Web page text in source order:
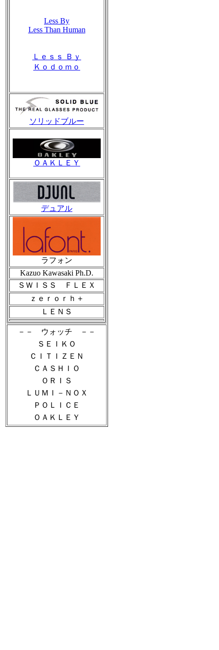
Less By
Less Than Human
Ｌｅｓｓ Ｂｙ
Ｋｏｄｏｍｏ
ソリッドブルー
ＯＡＫＬＥＹ
デュアル
ラフォン
Kazuo Kawasaki Ph.D.
ＳＷＩＳＳ ＦＬＥＸ
ｚｅｒｏｒｈ＋
ＬＥＮＳ
－－ ウォッチ －－
ＳＥＩＫＯ
ＣＩＴＩＺＥＮ
ＣＡＳＨＩＯ
ＯＲＩＳ
ＬＵＭＩ－ＮＯＸ
ＰＯＬＩＣＥ
ＯＡＫＬＥＹ